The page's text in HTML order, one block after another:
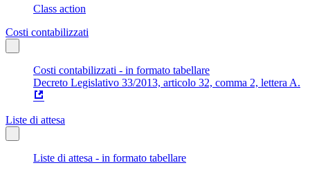
Class action
Costi contabilizzati
Costi contabilizzati - in formato tabellare
Decreto Legislativo 33/2013, articolo 32, comma 2, lettera A.
Liste di attesa
Liste di attesa - in formato tabellare